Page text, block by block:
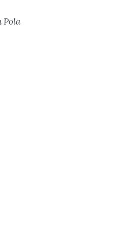
Pola